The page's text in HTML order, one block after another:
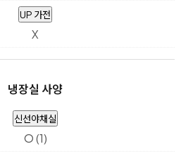
UP 가전
X
냉장실 사양
신선야채실
O (1)